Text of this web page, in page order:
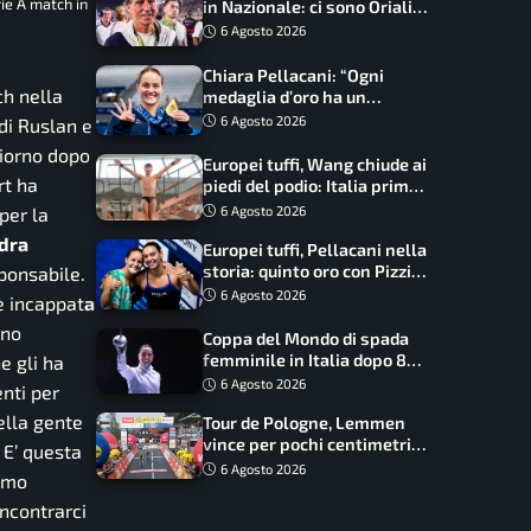
nella
Ruslan e
dopo
ha
la
incappata
gli ha
per
gente
. E’ questa
in Nazionale: ci sono Oriali e
Bonucci, confermato un
6 Agosto 2026
Chiara Pellacani: “Ogni
medaglia d’oro ha un
significato diverso. Ho fatto
6 Agosto 2026
Europei tuffi, Wang chiude ai
piedi del podio: Italia prima
nel medagliere
6 Agosto 2026
Europei tuffi, Pellacani nella
storia: quinto oro con Pizzini
nel sincro da 3 metri
6 Agosto 2026
Coppa del Mondo di spada
femminile in Italia dopo 8
anni, Alberta Santuccio: “Il
frutti”
6 Agosto 2026
Tour de Pologne, Lemmen
vince per pochi centimetri
su Scaroni: maxi-caduta e
6 Agosto 2026